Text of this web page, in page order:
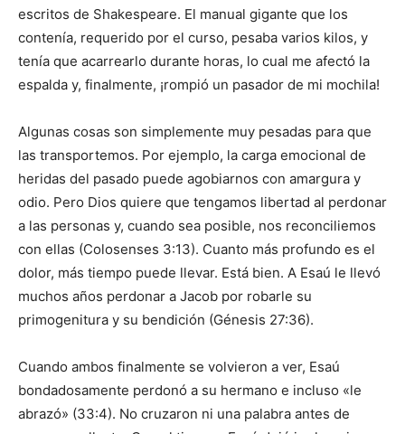
escritos de Shakespeare. El manual gigante que los
contenía, requerido por el curso, pesaba varios kilos, y
tenía que acarrearlo durante horas, lo cual me afectó la
espalda y, finalmente, ¡rompió un pasador de mi mochila!
Algunas cosas son simplemente muy pesadas para que
las transportemos. Por ejemplo, la carga emocional de
heridas del pasado puede agobiarnos con amargura y
odio. Pero Dios quiere que tengamos libertad al perdonar
a las personas y, cuando sea posible, nos reconciliemos
con ellas (Colosenses 3:13). Cuanto más profundo es el
dolor, más tiempo puede llevar. Está bien. A Esaú le llevó
muchos años perdonar a Jacob por robarle su
primogenitura y su bendición (Génesis 27:36).
Cuando ambos finalmente se volvieron a ver, Esaú
bondadosamente perdonó a su hermano e incluso «le
abrazó» (33:4). No cruzaron ni una palabra antes de